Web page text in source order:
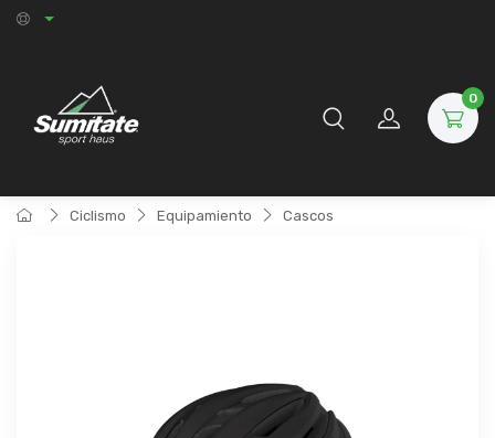
0
Ciclismo Equipamiento Cascos